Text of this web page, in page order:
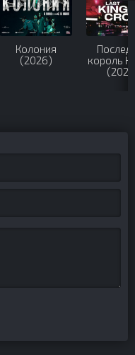
Колония
(2026)
король